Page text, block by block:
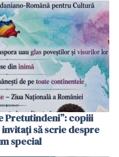
Pretutindeni”: copiii
să scrie despre
special